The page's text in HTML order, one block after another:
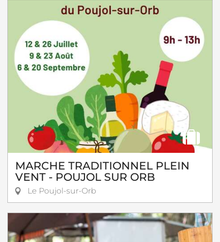
MARCHE TRADITIONNEL PLEIN
VENT - POUJOL SUR ORB
Le Poujol-sur-Orb